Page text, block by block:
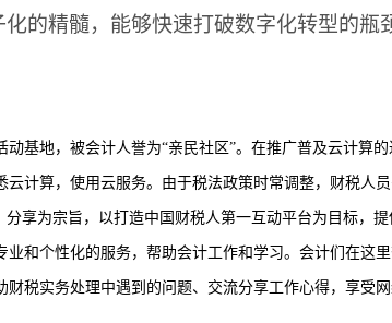
的精髓，能够快速打破数字化转型的瓶
基地，被会计人誉为“亲民社区”。在推广普及云计算的
计算，使用云服务。由于税法政策时常调整，财税人
享为宗旨，以打造中国财税人第一互动平台为目标，提
和个性化的服务，帮助会计工作和学习。会计们在这
税实务处理中遇到的问题、交流分享工作心得，享受